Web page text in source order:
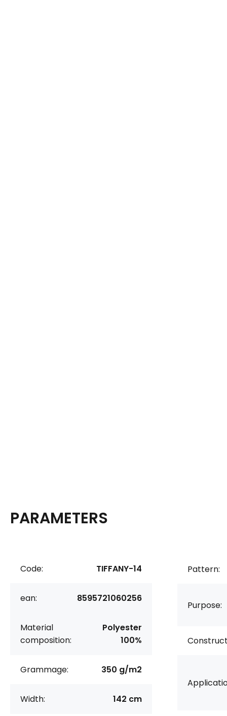
PARAMETERS
Code: TIFFANY-14
ean: 8595721060256
Material
composition:
Polyester
100%
Grammage: 350 g/m2
Width: 142 cm
Pattern:
Purpose: